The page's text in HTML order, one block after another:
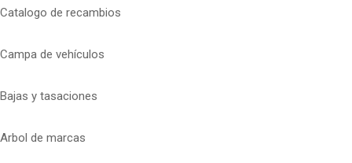
Catalogo de recambios
Campa de vehículos
Bajas y tasaciones
Arbol de marcas